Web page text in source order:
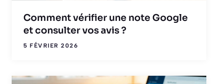
Comment vérifier une note Google
et consulter vos avis ?
5 FÉVRIER 2026